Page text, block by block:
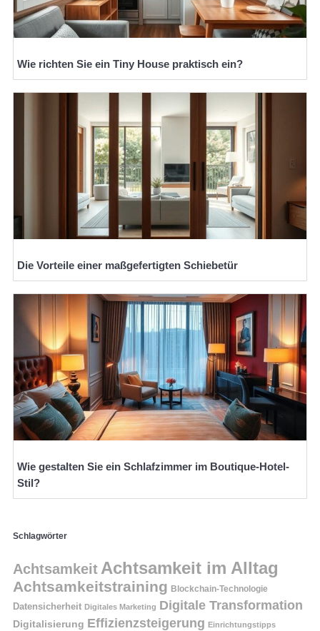
Wie richten Sie ein Tiny House praktisch ein?
Die Vorteile einer maßgefertigten Schiebetür
Wie gestalten Sie ein Schlafzimmer im Boutique-Hotel-
Stil?
Schlagwörter
Achtsamkeit Achtsamkeit im Alltag
Achtsamkeitstraining Blockchain-Technologie
Datensicherheit Digitales Marketing Digitale Transformation
Digitalisierung Effizienzsteigerung Einrichtungstipps